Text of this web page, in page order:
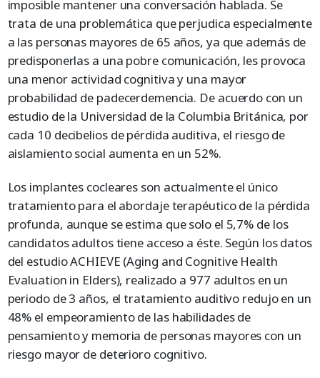
imposible mantener una conversación hablada. Se
trata de una problemática que perjudica especialmente
a las personas mayores de 65 años, ya que además de
predisponerlas a una pobre comunicación, les provoca
una menor actividad cognitiva y una mayor
probabilidad de padecerdemencia. De acuerdo con un
estudio de la Universidad de la Columbia Británica, por
cada 10 decibelios de pérdida auditiva, el riesgo de
aislamiento social aumenta en un 52%.
Los implantes cocleares son actualmente el único
tratamiento para el abordaje terapéutico de la pérdida
profunda, aunque se estima que solo el 5,7% de los
candidatos adultos tiene acceso a éste. Según los datos
del estudio ACHIEVE (Aging and Cognitive Health
Evaluation in Elders), realizado a 977 adultos en un
periodo de 3 años, el tratamiento auditivo redujo en un
48% el empeoramiento de las habilidades de
pensamiento y memoria de personas mayores con un
riesgo mayor de deterioro cognitivo.